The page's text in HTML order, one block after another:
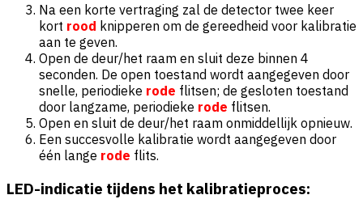
Na een korte vertraging zal de detector twee keer
kort rood knipperen om de gereedheid voor kalibratie
aan te geven.
Open de deur/het raam en sluit deze binnen 4
seconden. De open toestand wordt aangegeven door
snelle, periodieke rode flitsen; de gesloten toestand
door langzame, periodieke rode flitsen.
Open en sluit de deur/het raam onmiddellijk opnieuw.
Een succesvolle kalibratie wordt aangegeven door
één lange rode flits.
LED-indicatie tijdens het kalibratieproces: